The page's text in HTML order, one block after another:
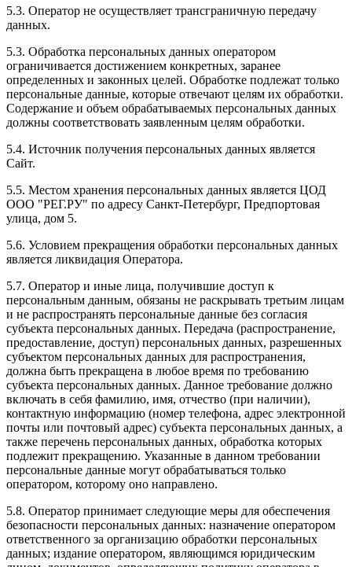
5.3. Оператор не осуществляет трансграничную передачу
данных.
5.3. Обработка персональных данных оператором
ограничивается достижением конкретных, заранее
определенных и законных целей. Обработке подлежат только
персональные данные, которые отвечают целям их обработки.
Содержание и объем обрабатываемых персональных данных
должны соответствовать заявленным целям обработки.
5.4. Источник получения персональных данных является
Сайт.
5.5. Местом хранения персональных данных является ЦОД
ООО "РЕГ.РУ" по адресу Санкт-Петербург, Предпортовая
улица, дом 5.
5.6. Условием прекращения обработки персональных данных
является ликвидация Оператора.
5.7. Оператор и иные лица, получившие доступ к
персональным данным, обязаны не раскрывать третьим лицам
и не распространять персональные данные без согласия
субъекта персональных данных. Передача (распространение,
предоставление, доступ) персональных данных, разрешенных
субъектом персональных данных для распространения,
должна быть прекращена в любое время по требованию
субъекта персональных данных. Данное требование должно
включать в себя фамилию, имя, отчество (при наличии),
контактную информацию (номер телефона, адрес электронной
почты или почтовый адрес) субъекта персональных данных, а
также перечень персональных данных, обработка которых
подлежит прекращению. Указанные в данном требовании
персональные данные могут обрабатываться только
оператором, которому оно направлено.
5.8. Оператор принимает следующие меры для обеспечения
безопасности персональных данных: назначение оператором
ответственного за организацию обработки персональных
данных; издание оператором, являющимся юридическим